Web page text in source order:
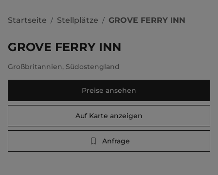
Startseite / Stellplätze / GROVE FERRY INN
GROVE FERRY INN
Großbritannien, Südostengland
Preise ansehen
Auf Karte anzeigen
Anfrage